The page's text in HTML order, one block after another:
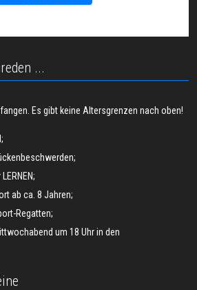
...
Es gibt keine Altersgrenzen nach oben!
ab ca. 8 Jahren;
Regatten;
um 18 Uhr in den